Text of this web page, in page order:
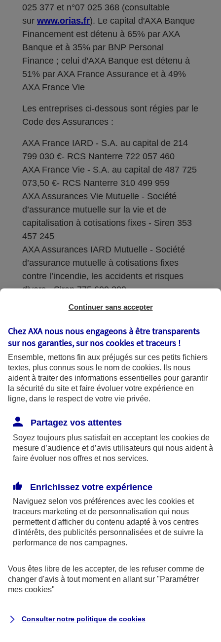
025 377 et n°07 025 368 (consultable
sur www.orias.fr). Le capital d'AXA Banque
Financement est détenu à 65% par AXA
Banque et à 35% par BNP Personal
Finance ; celui d'AXA Banque est détenu à
51% par AXA France Assurance et à 49%
AXA France Vie
Les entreprises ci-dessous sont régies par le
Code des Assurances :
AXA France IARD - S.A. au capital de 214
799 030 €- RCS Nanterre 722 057 460
AXA France Vie - S.A. au capital de 487 725
073,50 €- RCS Nanterre 310 499 959
AXA Assurances Vie Mutuelle - Société
d’assurance mutuelle sur la vie et de
capitalisation à cotisations fixes - Siren 353
457 245
AXA Assurances IARD Mutuelle - Société
d’assurance mutuelle à cotisations fixes
contre l’incendie, les accidents et risques
divers - Siren 775 699 309
Sièges sociaux : 313 Terrasses de l’Arche –
Coordonnées de l'Autorité de contrôle
prudentiel et de résolution (ACPR) : - 4
Place de Budapest - CS 92459 - 75436
Paris Cedex 09. Le détail des procédures de
recours et de réclamation et les
disponibles sur le site axa.fr.
AXA France IARD et AXA France Vie sont
mandataires exclusifs en opérations de
246 et n°13 005 764 (consultable
surwww.orias.fr)
AXA Assistance France Assurances,
S.A au capital de 51 429 430,40 €,
Siège social :
8-10, rue Paul Vaillant Couturier
Continuer sans accepter
Chez AXA nous nous engageons à être transparents
sur nos garanties, sur noscookies et traceurs !
Ensemble, mettons fin aux préjugés sur ces petits fichiers
textes, plus connus sous le nom de cookies. Ils nous
aident à traiter des informations essentielles pour garantir
la sécurité du site et faire évoluer votre expérience en
ligne, dans le respect de votre vie privée.
Partagez vos attentes
Soyez toujours plus satisfait en acceptant les cookies de
mesure d’audience et d’avis utilisateurs qui nous aident à
faire évoluer nos offres et nos services.
Enrichissez votre expérience
Naviguez selon vos préférences avec les cookies et
traceurs marketing et de personnalisation qui nous
permettent d'afficher du contenu adapté à vos centres
d'intérêts, des publicités personnalisées et de suivre la
performance de nos campagnes.
Vous êtes libre de les accepter, de les refuser comme de
changer d'avis à tout moment en allant sur "Paramétrer
mes cookies"
Consulter notre politique de cookies